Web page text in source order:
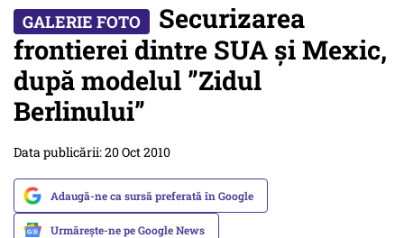
Securizarea
frontierei dintre SUA și Mexic,
după modelul ”Zidul
Berlinului”
Data publicării: 20 Oct 2010
Adaugă-ne ca sursă preferată în Google
Urmărește-ne pe Google News